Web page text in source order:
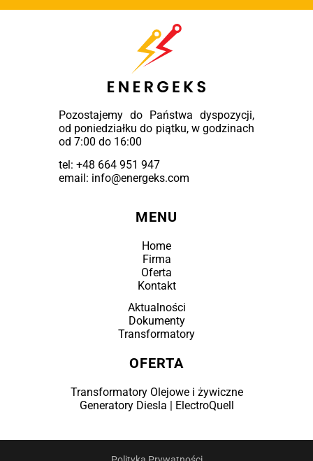
Pozostajemy do Państwa dyspozycji,
od poniedziałku do piątku, w godzinach
od 7:00 do 16:00
tel: +48 664 951 947
email: info@energeks.com
MENU
Home
Firma
Oferta
Kontakt
Aktualności
Dokumenty
Transformatory
OFERTA
Transformatory Olejowe i żywiczne
Generatory Diesla | ElectroQuell